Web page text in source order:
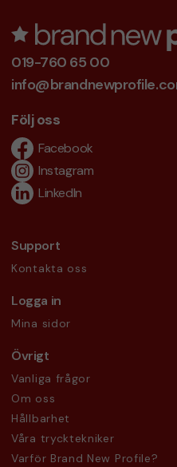
019-760 65 00
Följ oss
Facebook
Instagram
LinkedIn
Support
Kontakta oss
Logga in
Mina sidor
Övrigt
Vanliga frågor
Om oss
Hållbarhet
Våra trycktekniker
Varför Brand New Profile?